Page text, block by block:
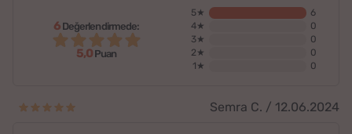
6Değerlendirmede:
5,0Puan
5★
6
4★
0
3★
0
2★
0
1★
0
Semra C. / 12.06.2024